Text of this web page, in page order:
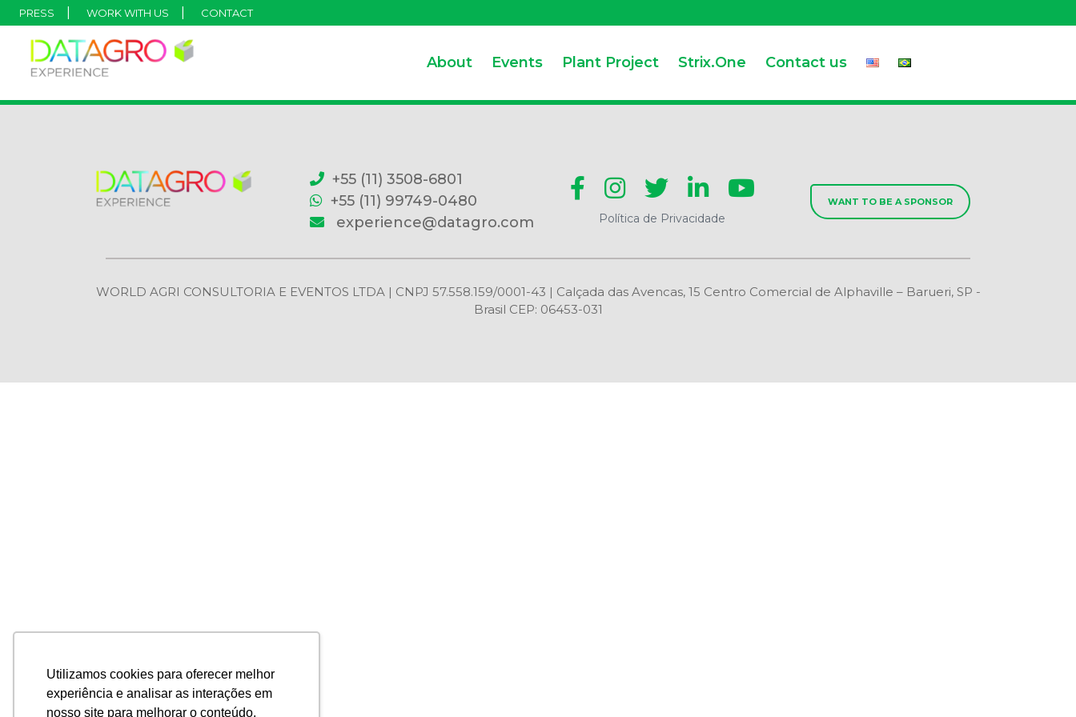
Utilizamos cookies para oferecer melhor
experiência e analisar as interações em
nosso site para melhorar o conteúdo.
PRESS WORK WITH US CONTACT
About Events Plant Project Strix.One Contact us
+55 (11) 3508-6801
+55 (11) 99749-0480
experience@datagro.com
Política de Privacidade
WANT TO BE A SPONSOR
WORLD AGRI CONSULTORIA E EVENTOS LTDA | CNPJ 57.558.159/0001-43 | Calçada das Avencas, 15 Centro Comercial de Alphaville – Barueri, SP -
Brasil CEP: 06453-031